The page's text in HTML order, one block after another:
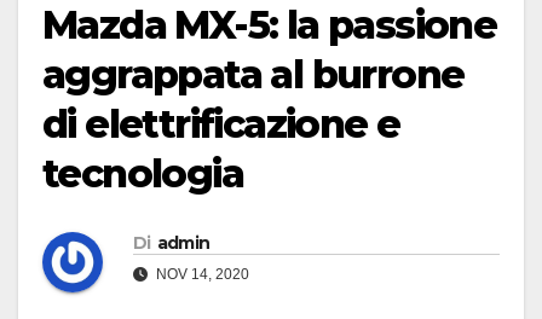
Mazda MX-5: la passione
aggrappata al burrone
di elettrificazione e
tecnologia
Di admin
NOV 14, 2020